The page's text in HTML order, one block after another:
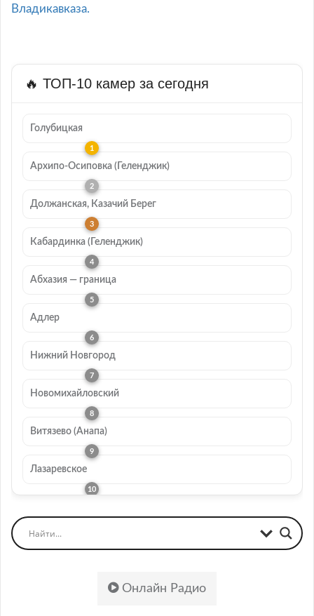
Владикавказа.
🔥 ТОП-10 камер за сегодня
Голубицкая
Архипо-Осиповка (Геленджик)
Должанская, Казачий Берег
Кабардинка (Геленджик)
Абхазия — граница
Адлер
Нижний Новгород
Новомихайловский
Витязево (Анапа)
Лазаревское
Онлайн Радио